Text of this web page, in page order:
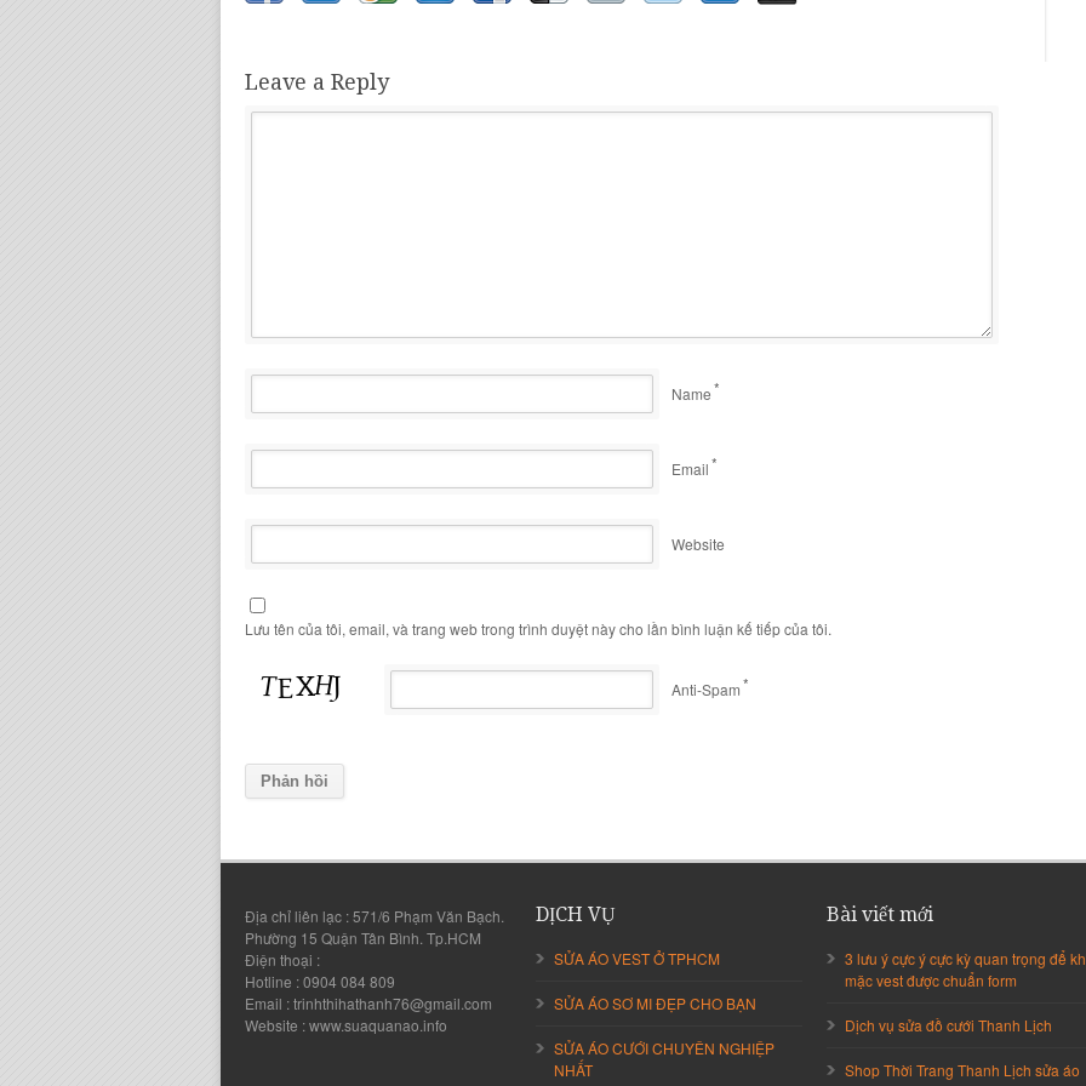
Leave a Reply
Name*
Email*
Website
Lưu tên của tôi, email, và trang web trong trình duyệt này cho lần bình luận kế tiếp của tôi.
Anti-Spam*
Địa chỉ liên lạc : 571/6 Phạm Văn Bạch.
Phường 15 Quận Tân Bình. Tp.HCM
Điện thoại :
Hotline : 0904 084 809
Email : trinhthihathanh76@gmail.com
Website : www.suaquanao.info
DỊCH VỤ
SỬA ÁO VEST Ở TPHCM
SỬA ÁO SƠ MI ĐẸP CHO BẠN
SỬA ÁO CƯỚI CHUYÊN NGHIỆP
NHẤT
Bài viết mới
3 lưu ý cực ý cực kỳ quan trọng để
mặc vest được chuẩn form
Dịch vụ sửa đồ cưới Thanh Lịch
Shop Thời Trang Thanh Lịch sửa áo